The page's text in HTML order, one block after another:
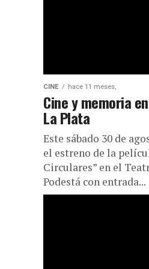
CINE hace 11 meses,
Cine y memoria
La Plata
Este sábado 30 de
el estreno de la
Circulares” en el
Podestá con entrada...